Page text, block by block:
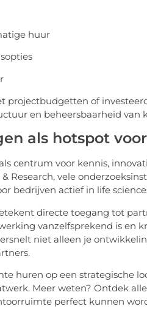
huur
projectbudgetten of
en beheersbaarheid van
als hotspot
centrum voor kennis,
Research, vele
bedrijven actief in life
directe toegang tot
vanzelfsprekend is en
niet alleen je
huren op een strategische
Meer weten? Ontdek
perfect kunnen